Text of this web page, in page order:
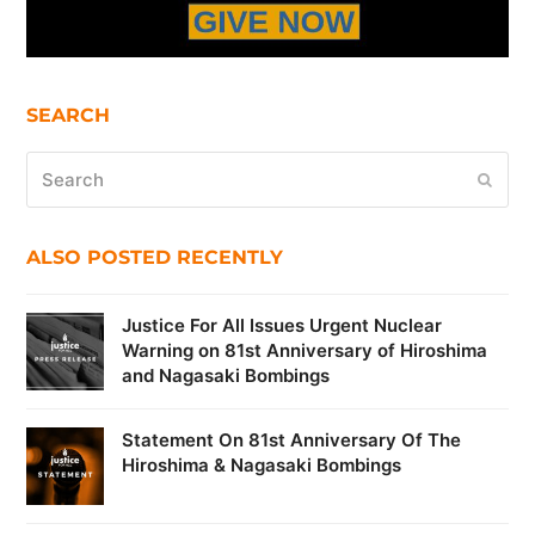
SEARCH
ALSO POSTED RECENTLY
Justice For All Issues Urgent Nuclear
Warning on 81st Anniversary of Hiroshima
and Nagasaki Bombings
Statement On 81st Anniversary Of The
Hiroshima & Nagasaki Bombings